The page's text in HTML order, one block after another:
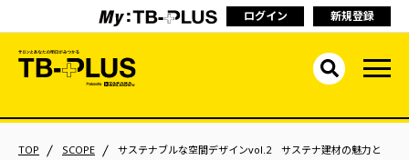
ログイン 新規登録
TOP SCOPE
サステナブルな空間デザインvol.2 サステナ建材の魅力と